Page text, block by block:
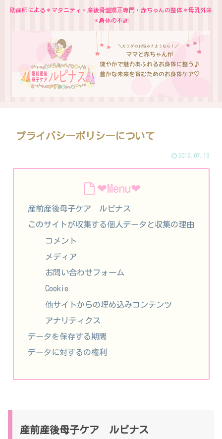
助産師による＊マタニティ・産後骨盤矯正専門・赤ちゃんの整体＊母乳外来
＊身体の不調
プライバシーポリシーについて
2019.07.13
❤︎Menu❤︎
産前産後母子ケア ルピナス
このサイトが収集する個人データと収集の理由
コメント
メディア
お問い合わせフォーム
Cookie
他サイトからの埋め込みコンテンツ
アナリティクス
データを保存する期間
データに対するの権利
産前産後母子ケア ルピナス